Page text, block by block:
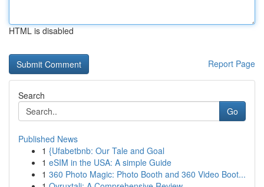
HTML is disabled
Report Page
Search
Go
Published News
1 {Ufabetbnb: Our Tale and Goal
1 eSIM in the USA: A simple Guide
1 360 Photo Magic: Photo Booth and 360 Video Boot...